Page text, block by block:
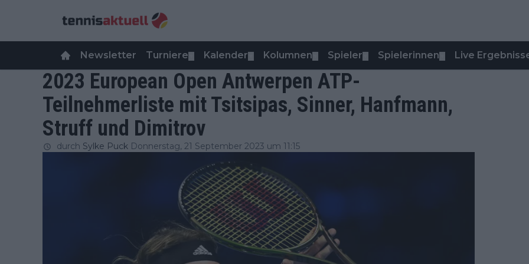
Newsletter Turniere Kalender Kolumnen Spieler Spielerinnen Live
2023 European Open Antwerpen ATP-
Teilnehmerliste mit Tsitsipas, Sinner, Hanfmann,
Struff und Dimitrov
durch Sylke Puck Donnerstag, 21 September 2023 um 11:15